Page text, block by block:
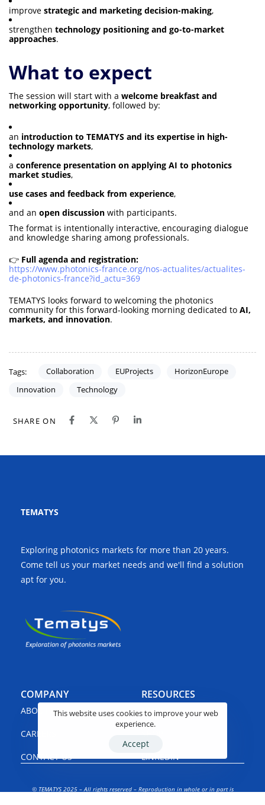
improve strategic and marketing decision-making,
strengthen technology positioning and go-to-market
approaches.
What to expect
The session will start with a welcome breakfast and
networking opportunity, followed by:
an introduction to TEMATYS and its expertise in high-
technology markets,
a conference presentation on applying AI to photonics
market studies,
use cases and feedback from experience,
and an open discussion with participants.
The format is intentionally interactive, encouraging dialogue
and knowledge sharing among professionals.
👉 Full agenda and registration:
https://www.photonics-france.org/nos-actualites/actualites-
de-photonics-france?id_actu=369
TEMATYS looks forward to welcoming the photonics
community for this forward-looking morning dedicated to AI,
markets, and innovation.
Tags: Collaboration EUProjects
HorizonEurope
Innovation
Technology
SHARE ON
TEMATYS
Exploring photonics markets for more than 20 years.
Come tell us your market needs and we'll find a solution
apt for you.
COMPANY
ABOUT US
CAREERS
CONTACT US
RESOURCES
NEWS
LINKEDIN
© TEMATYS 2025 – All rights reserved – Reproduction in whole or in part is
This website uses cookies to improve your web
experience.
Accept